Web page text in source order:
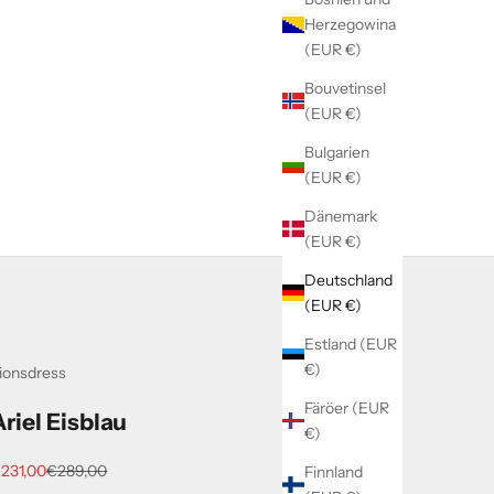
Herzegowina
(EUR €)
Bouvetinsel
(EUR €)
Bulgarien
(EUR €)
Dänemark
(EUR €)
Deutschland
(EUR €)
Estland (EUR
€)
Färöer (EUR
€)
Finnland
Eisblau
Regulärer Preis
€289,00